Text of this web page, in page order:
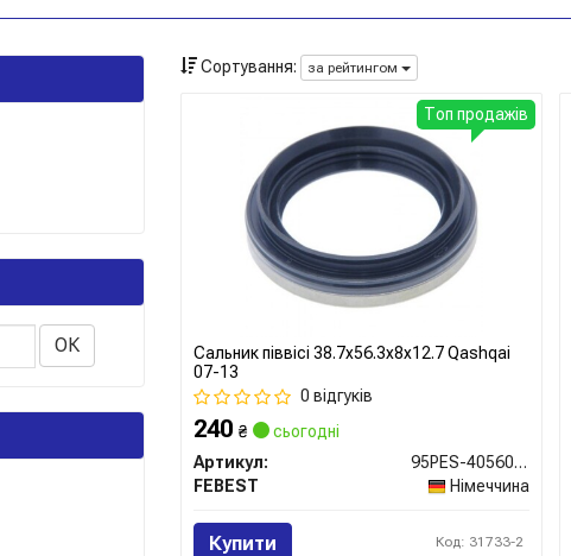
ОК
Сортування: за рейтингом
Сальник піввісі 38.7x56.3x8x12.7 Qashqai
07-13
0 відгуків
240 ₴
сьогодні
Артикул:
95PES-40560813C
FEBEST
Німеччина
Купити Код: 31733-2
Топ продажів